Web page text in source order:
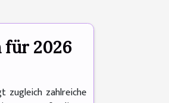
für 2026
zugleich zahlreiche